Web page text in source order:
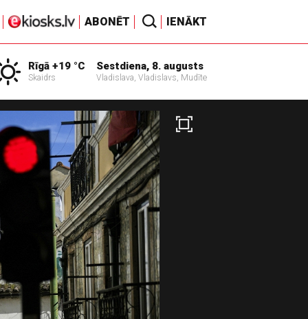
ABONĒT IENĀKT
Rīgā +19 °C
Skaidrs
Sestdiena, 8. augusts
Vladislava, Vladislavs, Mudīte